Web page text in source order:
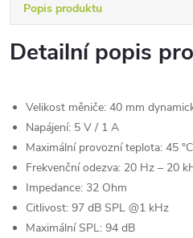
Popis produktu
Detailní popis
Velikost měniče: 40 mm
Napájení: 5 V / 1 A
Maximální provozní teplota: 45 °C
Frekvenční odezva: 20 Hz – 20
Impedance: 32 Ohm
Citlivost: 97 dB SPL @1 kHz
Maximální SPL: 94 dB